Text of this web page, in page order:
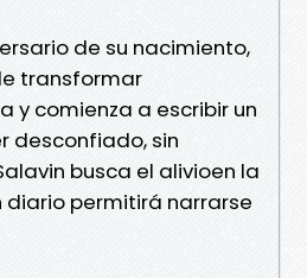
de su nacimiento,
transformar
y comienza a escribir un
desconfiado, sin
busca el alivioen la
diario permitirá narrarse